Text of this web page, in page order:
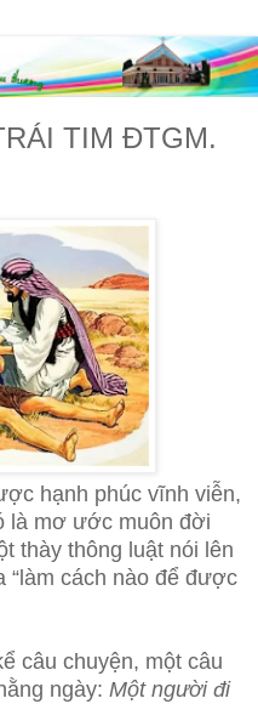
TIM ĐTGM.
hạnh phúc vĩnh viễn,
là mơ ước muôn đời
thày thông luật nói lên
“làm cách nào để được
câu chuyện, một câu
ngày: Mộtngười đi